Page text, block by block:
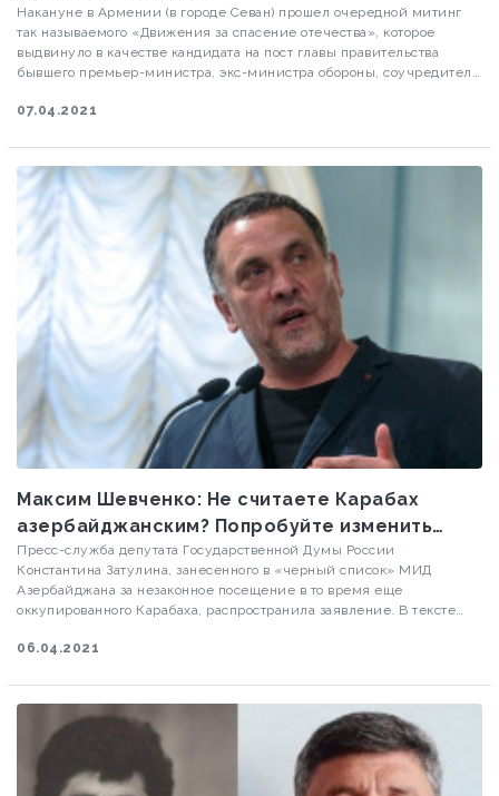
Накануне в Армении (в городе Севан) прошел очередной митинг
так называемого «Движения за спасение отечества», которое
выдвинуло в качестве кандидата на пост главы правительства
бывшего премьер-министра, экс-министра обороны, соучредителя
Манукяна.
07.04.2021
Максим Шевченко: Не считаете Карабах
азербайджанским? Попробуйте изменить
статус
Пресс-служба депутата Государственной Думы России
Константина Затулина, занесенного в «черный список» МИД
Азербайджана за незаконное посещение в то время еще
оккупированного Карабаха, распространила заявление. В тексте
«карабахскому вопросу», очень созвучная с тем, что сейчас говорят
Затулина, должен был быть решен только мирным путем, в
результате «пакетной договоренности», «в обмен на признание
самоопределения Карабаха».
06.04.2021